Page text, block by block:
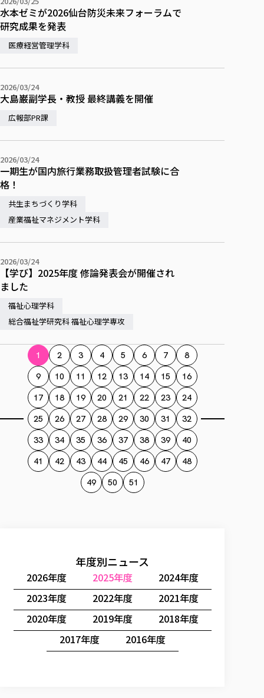
水本ゼミが2026仙台防災未来フォーラムで
研究成果を発表
医療経営管理学科
2026/03/24
大島巌副学長・教授 最終講義を開催
広報部PR課
2026/03/24
一期生が国内旅行業務取扱管理者試験に合
格！
共生まちづくり学科
産業福祉マネジメント学科
2026/03/24
【学び】2025年度 修論発表会が開催され
ました
福祉心理学科
総合福祉学研究科 福祉心理学専攻
1 2 3 4 5 6 7
8
9
10 11 12 13 14 15
16
17
18 19 20 21 22 23
24
25
26 27 28 29 30 31
32
33
34 35 36 37 38 39
40
41
42 43 44 45 46 47
48
49
50 51
年度別ニュース
2026年度 2025年度
2024年度
2023年度
2022年度
2021年度
2020年度
2019年度
2018年度
2017年度
2016年度